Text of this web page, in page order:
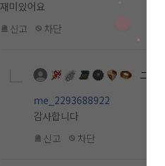
재미있어요
신고
차단
그대
me_2293688922
감사합니다
신고
차단